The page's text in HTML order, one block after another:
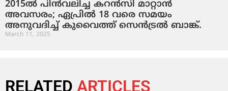
2015ൽ പിൻവലിച്ച കറൻസി മാറ്റാൻ
അവസരം; ഏപ്രിൽ 18 വരെ സമയം
അനുവദിച്ച് കുവൈത്ത് സെൻട്രൽ ബാങ്ക്.
March 11, 2025
RELATED ARTICLES